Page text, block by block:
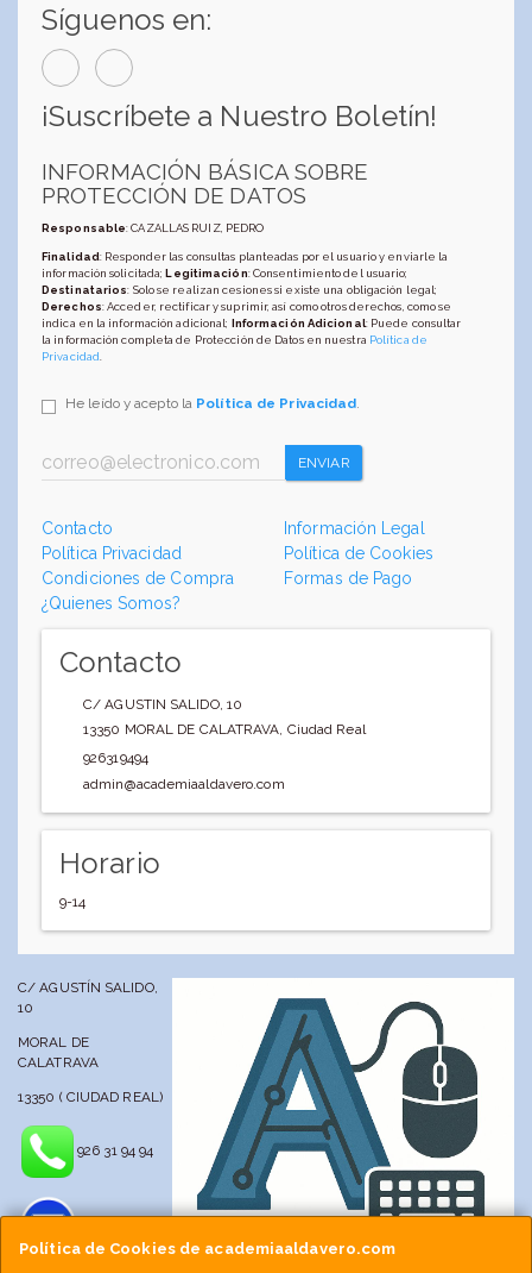
Política de Cookies de academiaaldavero.com
Síguenos en:
¡Suscríbete a Nuestro Boletín!
INFORMACIÓN BÁSICA SOBRE
PROTECCIÓN DE DATOS
Responsable: CAZALLAS RUIZ, PEDRO
Finalidad: Responder las consultas planteadas por el usuario y enviarle la
información solicitada;Legitimación: Consentimiento del usuario;
Destinatarios: Solo se realizan cesiones si existe una obligación legal;
Derechos: Acceder, rectificar y suprimir, así como otros derechos, como se
indica en la información adicional; Información Adicional: Puede consultar
la información completa de Protección de Datos en nuestra Política de
Privacidad
He leído y acepto la Política de Privacidad.
ENVIAR
Contacto
Información Legal
Política Privacidad
Política de Cookies
Condiciones de Compra
Formas de Pago
¿Quienes Somos?
Contacto
C/ AGUSTIN SALIDO, 10
13350 MORAL DE CALATRAVA, Ciudad Real
926319494
admin@academiaaldavero.com
Horario
9-14
C/ AGUSTÍN SALIDO,
10
MORAL DE
CALATRAVA
13350 ( CIUDAD REAL)
926 31 94 94